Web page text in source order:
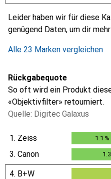
Leider haben wir für diese
genügend Daten, um dir
Alle 23 Marken vergleichen
Rückgabequote
So oft wird ein Produkt
«Objektivfilter» retourniert.
Quelle: Digitec Galaxus
1. Zeiss 1.1 %
3. Canon 1.3
4. B+W